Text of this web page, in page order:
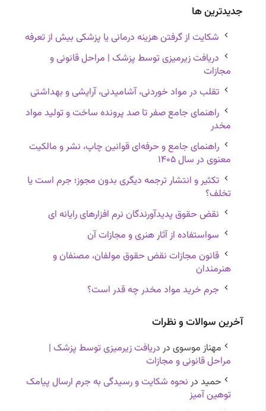
جدیدترین ها
شکایت از گرفتن هزینه درمانی یا پزشکی بیش از تعرفه
دریافت زیرمیزی توسط پزشک | مراحل قانونی و
مجازات
تقلب در مواد خوردنی، آشامیدنی، آرایشی و بهداشتی
راهنمای جامع صفر تا صد پرونده ساخت و تولید مواد
مخدر
راهنمای جامع و حرفه‌ای قوانین چاپ، نشر و مالکیت
معنوی در سال ۱۴۰۵
تکثیر و انتشار ترجمه دیگری بدون مجوز؛ جرم است یا
تخلف؟
نقض حقوق پدیدآورندگان نرم افزارهای رایانه ای
سواستفاده از آثار هنری و مجازات آن
قانون مجازات نقض حقوق مولفان، مصنفان و
هنرمندان
جرم خرید مواد مخدر چه قدر است؟
آخرین سوالات و نظرات
مهناز موسوى در دریافت زیرمیزی توسط پزشک |
مراحل قانونی و مجازات
حمید در نحوه شکایت و رسیدگی به جرم ارسال پیامک
توهین آمیز